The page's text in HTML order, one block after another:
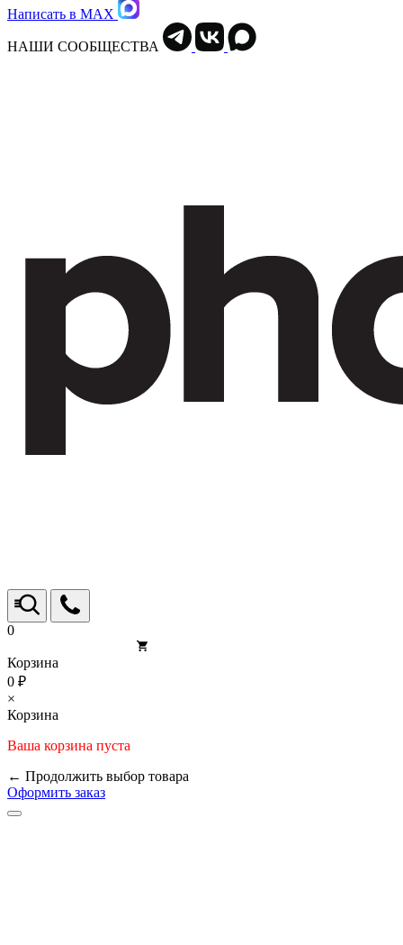
Написать в MAX
НАШИ СООБЩЕСТВА
0
Корзина
0 ₽
×
Корзина
Ваша корзина пуста
← Продолжить выбор товара
Оформить заказ